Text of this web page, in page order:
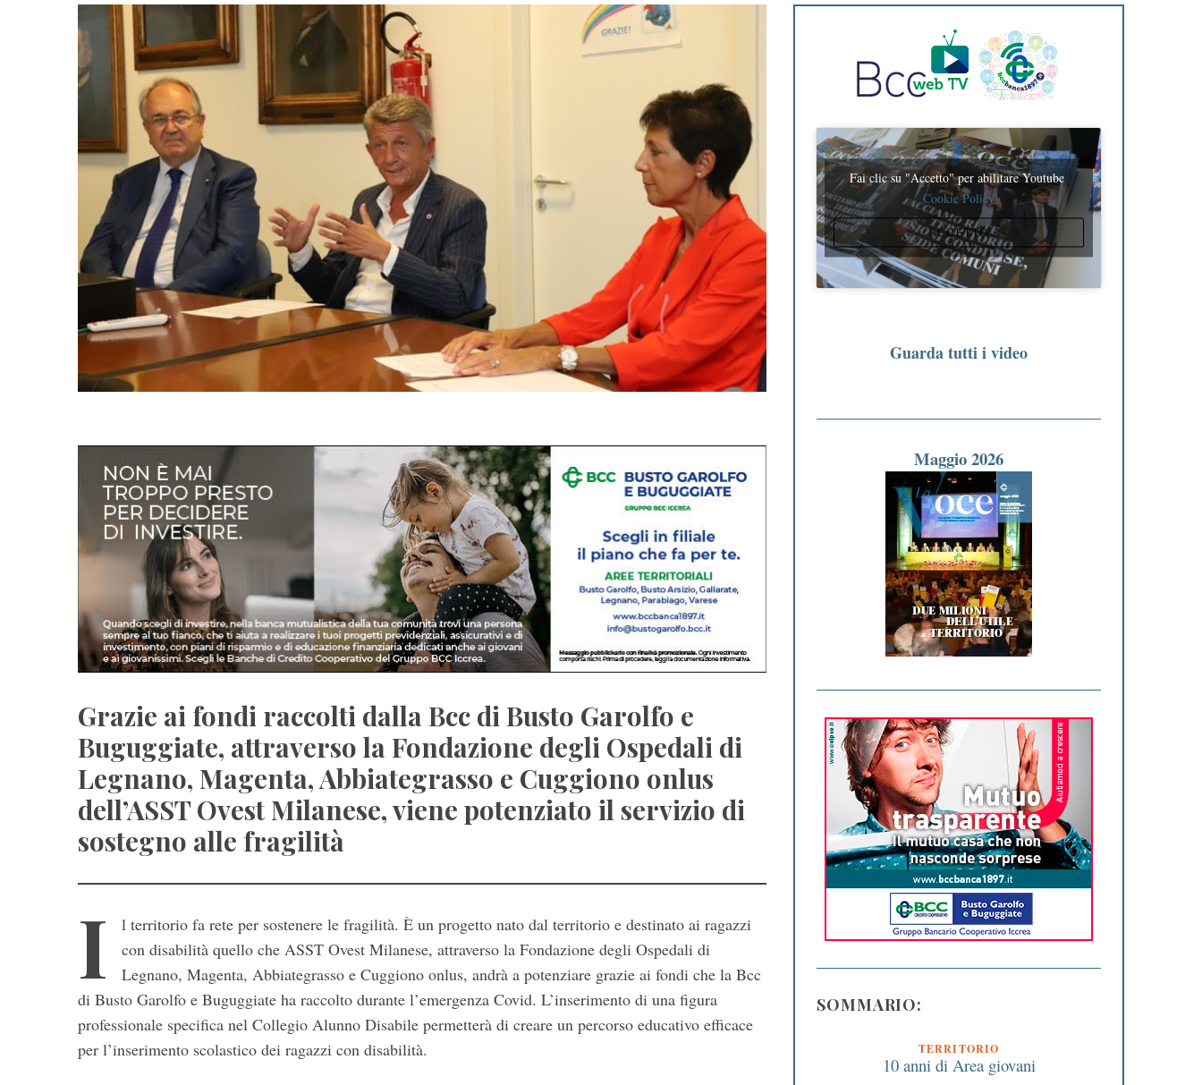
Grazie ai fondi raccolti dalla Bcc di Busto Garolfo e
Buguggiate, attraverso la Fondazione degli Ospedali di
Legnano, Magenta, Abbiategrasso e Cuggiono onlus
dell’ASST Ovest Milanese, viene potenziato il servizio di
sostegno alle fragilità
I
l territorio fa rete per sostenere le fragilità. È un progetto nato dal territorio e destinato ai ragazzi
con disabilità quello che ASST Ovest Milanese, attraverso la Fondazione degli Ospedali di
Legnano, Magenta, Abbiategrasso e Cuggiono onlus, andrà a potenziare grazie ai fondi che la Bcc
di Busto Garolfo e Buguggiate ha raccolto durante l’emergenza Covid. L’inserimento di una figura
professionale specifica nel Collegio Alunno Disabile permetterà di creare un percorso educativo efficace
per l’inserimento scolastico dei ragazzi con disabilità.
Fai clic su "Accetto" per abilitare Youtube
Cookie Policy
ACCETTO
Guarda tutti i video
Maggio 2026
SOMMARIO:
TERRITORIO
10 anni di Area giovani